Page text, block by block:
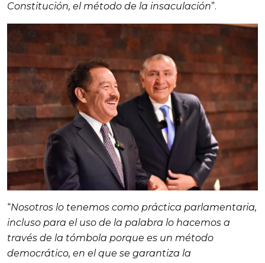
Constitución, el método de la insaculación”.
“Nosotros lo tenemos como práctica parlamentaria,
incluso para el uso de la palabra lo hacemos a
través de la tómbola porque es un método
democrático, en el que se garantiza la